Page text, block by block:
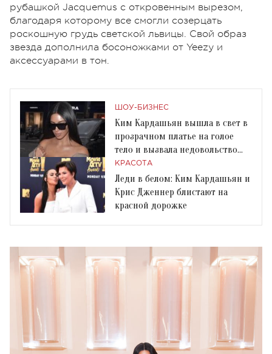
рубашкой Jacquemus с откровенным вырезом,
благодаря которому все смогли созерцать
роскошную грудь светской львицы. Свой образ
звезда дополнила босоножками от Yeezy и
аксессуарами в тон.
ШОУ-БИЗНЕС
Ким Кардашьян вышла в свет в
прозрачном платье на голое
тело и вызвала недовольство
поклонников
КРАСОТА
Леди в белом: Ким Кардашьян и
Крис Дженнер блистают на
красной дорожке